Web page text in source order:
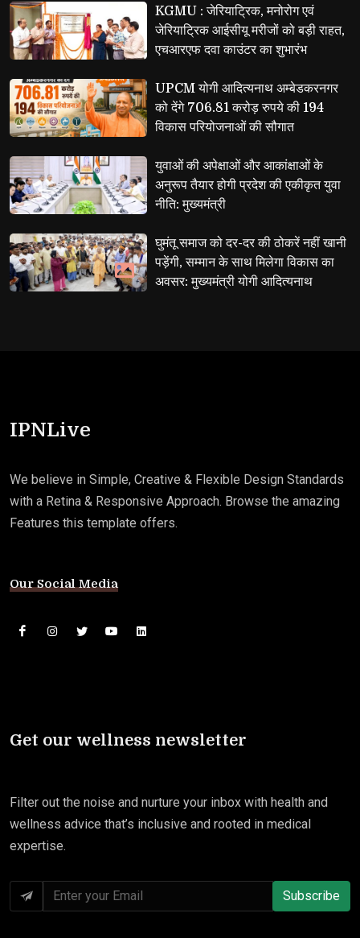
KGMU : जेरियाट्रिक, मनोरोग एवं
जेरियाट्रिक आईसीयू मरीजों को बड़ी राहत,
एचआरएफ दवा काउंटर का शुभारंभ
UPCM योगी आदित्यनाथ अम्बेडकरनगर
को देंगे 706.81 करोड़ रुपये की 194
विकास परियोजनाओं की सौगात
युवाओं की अपेक्षाओं और आकांक्षाओं के
अनुरूप तैयार होगी प्रदेश की एकीकृत युवा
नीति: मुख्यमंत्री
घुमंतू समाज को दर-दर की ठोकरें नहीं खानी
पड़ेंगी, सम्मान के साथ मिलेगा विकास का
अवसर: मुख्यमंत्री योगी आदित्यनाथ
IPNLive
We believe in Simple, Creative & Flexible Design Standards
with a Retina & Responsive Approach. Browse the amazing
Features this template offers.
Our Social Media
Get our wellness newsletter
Filter out the noise and nurture your inbox with health and
wellness advice that’s inclusive and rooted in medical
expertise.
Subscribe